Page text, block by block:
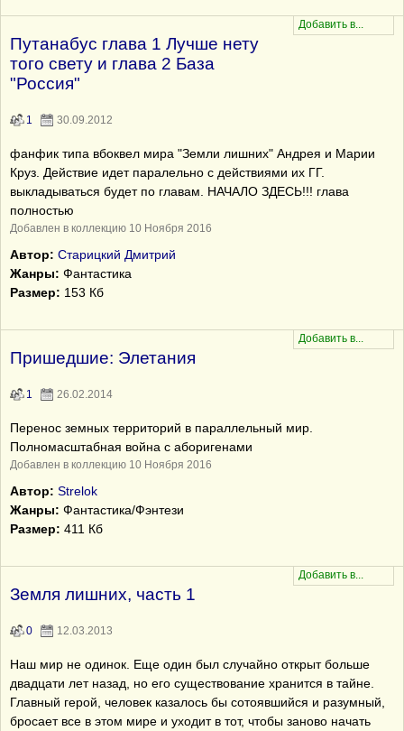
Путанабус глава 1 Лучше нету
того свету и глава 2 База
"Россия"
1 30.09.2012
фанфик типа вбоквел мира "Земли лишних" Андрея и Марии
Круз. Действие идет паралельно с действиями их ГГ.
выкладываться будет по главам. НАЧАЛО ЗДЕСЬ!!! глава
полностью
Добавлен в коллекцию 10 Ноября 2016
Автор: Старицкий Дмитрий
Жанры: Фантастика
Размер: 153 Кб
Пришедшие: Элетания
1 26.02.2014
Перенос земных территорий в параллельный мир.
Полномасштабная война с аборигенами
Добавлен в коллекцию 10 Ноября 2016
Автор: Strelok
Жанры: Фантастика/Фэнтези
Размер: 411 Кб
Земля лишних, часть 1
0 12.03.2013
Наш мир не одинок. Еще один был случайно открыт больше
двадцати лет назад, но его существование хранится в тайне.
Главный герой, человек казалось бы сотоявшийся и разумный,
бросает все в этом мире и уходит в тот, чтобы заново начать